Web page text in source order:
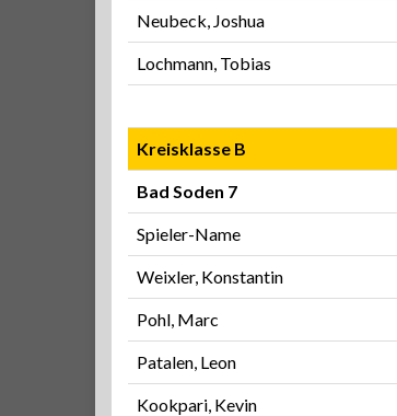
Neubeck, Joshua
Lochmann, Tobias
Kreisklasse B
Bad Soden 7
Spieler-Name
Weixler, Konstantin
Pohl, Marc
Patalen, Leon
Kookpari, Kevin